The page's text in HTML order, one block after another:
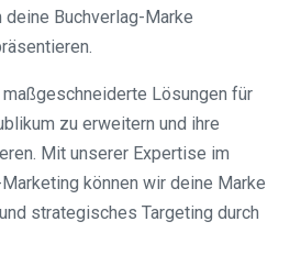
Buchverlag-Marke
Lösungen für
zu erweitern und ihre
Mit unserer Expertise im
können wir deine Marke
strategisches Targeting durch